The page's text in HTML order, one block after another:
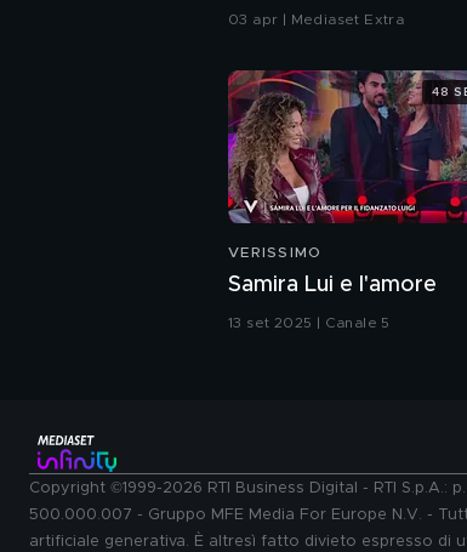
03 apr | Mediaset Extra
VERISSIMO
Samira Lui e l'amore
13 set 2025 | Canale 5
48
Copyright ©1999-2026 RTI Business Digital - RTI
500.000.007 - Gruppo MFE Media For Europe N.V. -
artificiale generativa. È altresì fatto divieto espresso di